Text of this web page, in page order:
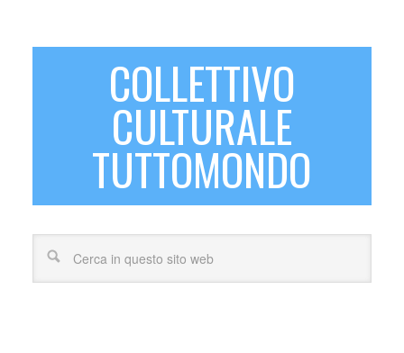
COLLETTIVO
CULTURALE
TUTTOMONDO